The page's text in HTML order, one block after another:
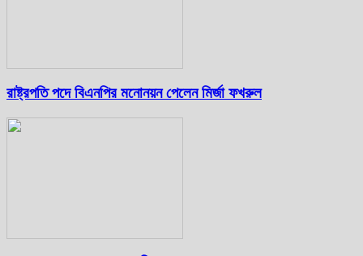
রাষ্ট্রপতি পদে বিএনপির মনোনয়ন পেলেন মির্জা ফখরুল